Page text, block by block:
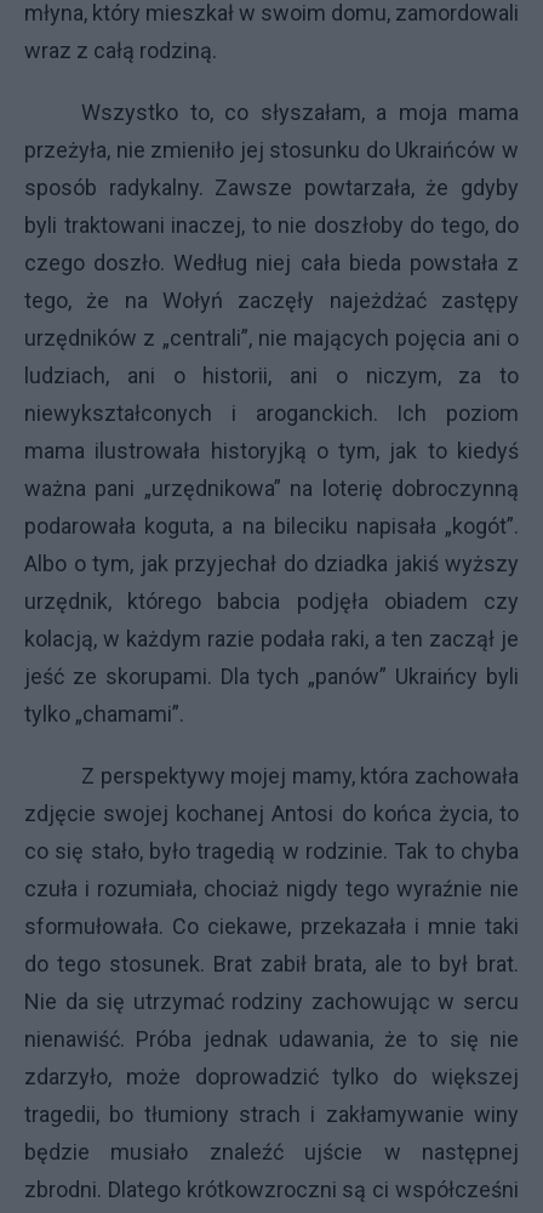
młyna, który mieszkał w swoim domu, zamordowali
wraz z całą rodziną.
Wszystko to, co słyszałam, a moja mama
przeżyła, nie zmieniło jej stosunku do Ukraińców w
sposób radykalny. Zawsze powtarzała, że gdyby
byli traktowani inaczej, to nie doszłoby do tego, do
czego doszło. Według niej cała bieda powstała z
tego, że na Wołyń zaczęły najeżdżać zastępy
urzędników z „centrali”, nie mających pojęcia ani o
ludziach, ani o historii, ani o niczym, za to
niewykształconych i aroganckich. Ich poziom
mama ilustrowała historyjką o tym, jak to kiedyś
ważna pani „urzędnikowa” na loterię dobroczynną
podarowała koguta, a na bileciku napisała „kogót”.
Albo o tym, jak przyjechał do dziadka jakiś wyższy
urzędnik, którego babcia podjęła obiadem czy
kolacją, w każdym razie podała raki, a ten zaczął je
jeść ze skorupami. Dla tych „panów” Ukraińcy byli
tylko „chamami”.
Z perspektywy mojej mamy, która zachowała
zdjęcie swojej kochanej Antosi do końca życia, to
co się stało, było tragedią w rodzinie. Tak to chyba
czuła i rozumiała, chociaż nigdy tego wyraźnie nie
sformułowała. Co ciekawe, przekazała i mnie taki
do tego stosunek. Brat zabił brata, ale to był brat.
Nie da się utrzymać rodziny zachowując w sercu
nienawiść. Próba jednak udawania, że to się nie
zdarzyło, może doprowadzić tylko do większej
tragedii, bo tłumiony strach i zakłamywanie winy
będzie musiało znaleźć ujście w następnej
zbrodni. Dlatego krótkowzroczni są ci współcześni